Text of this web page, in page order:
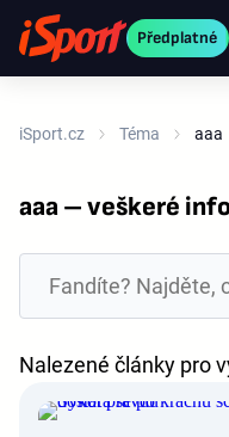
Předplatné
iSport.cz Téma aaa
aaa – veškeré
Nalezené články pro